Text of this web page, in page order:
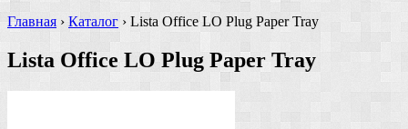
Главная › Каталог › Lista Office LO Plug Paper Tray
Lista Office LO Plug Paper Tray